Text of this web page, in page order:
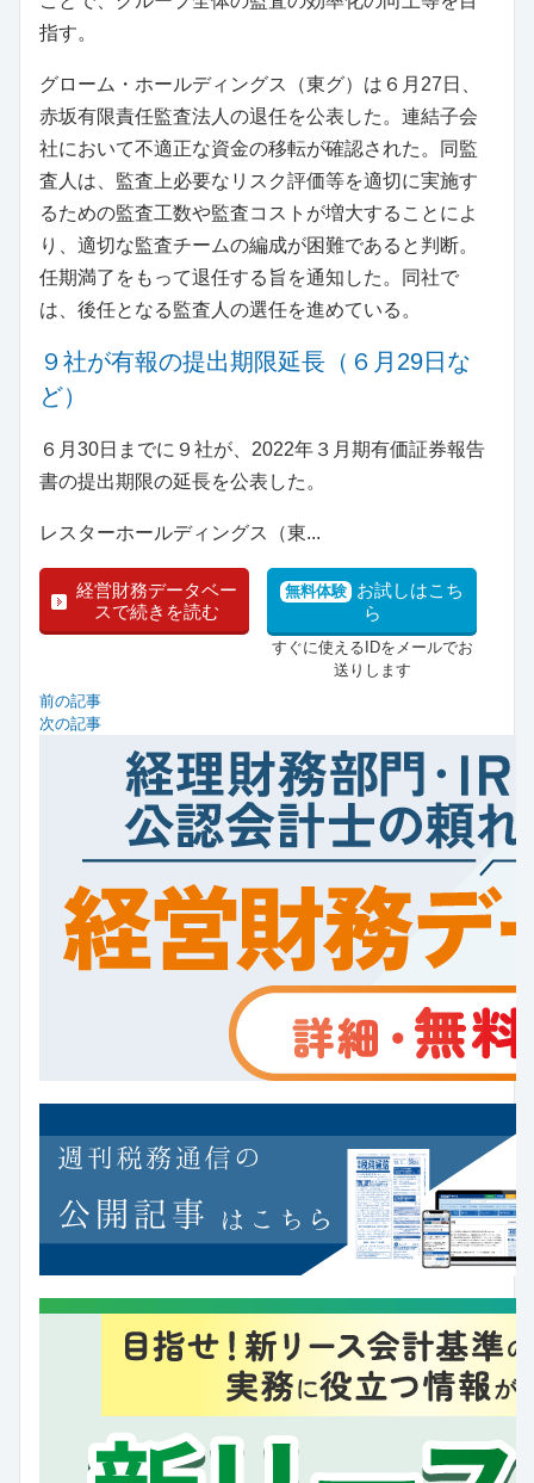
指す。
グローム・ホールディングス（東グ）は６月27日、
赤坂有限責任監査法人の退任を公表した。連結子会
社において不適正な資金の移転が確認された。同監
査人は、監査上必要なリスク評価等を適切に実施す
るための監査工数や監査コストが増大することによ
り、適切な監査チームの編成が困難であると判断。
任期満了をもって退任する旨を通知した。同社で
は、後任となる監査人の選任を進めている。
９社が有報の提出期限延長（６月29日な
ど）
６月30日までに９社が、2022年３月期有価証券報告
書の提出期限の延長を公表した。
レスターホールディングス（東...
経営財務データベー
スで続きを読む
無料体験 お試しはこち
ら
すぐに使えるIDをメールでお
送りします
前の記事
次の記事